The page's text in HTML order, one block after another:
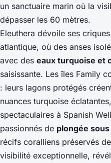
un sanctuaire marin où la
dépasser les 60 mètres.
Eleuthera dévoile ses
atlantique, où des anses
avec des eaux turquoise et
saisissante. Les îles Family
: leurs lagons protégés
nuances turquoise
spectaculaires à Spanish
passionnés de plongée
récifs coralliens préservés
visibilité exceptionnelle,